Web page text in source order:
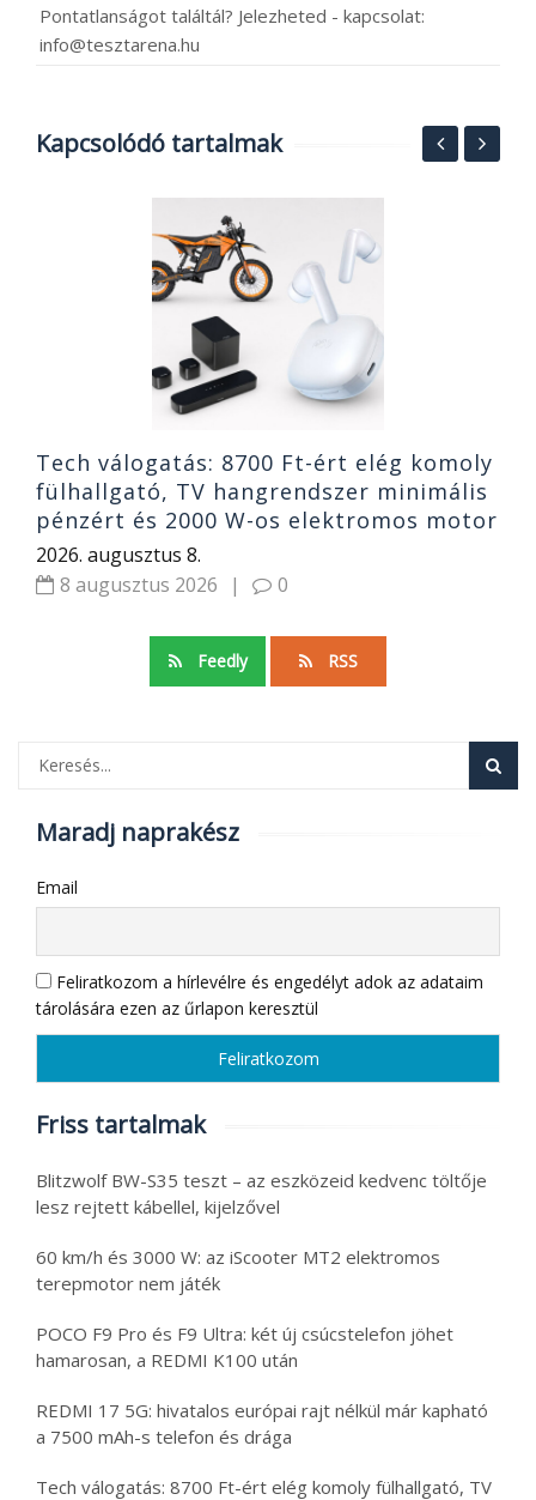
Pontatlanságot találtál? Jelezheted - kapcsolat:
info@tesztarena.hu
Kapcsolódó tartalmak
Tech válogatás: 8700 Ft-ért elég komoly
fülhallgató, TV hangrendszer minimális
pénzért és 2000 W-os elektromos motor
2026. augusztus 8.
8 augusztus 2026
| 0
Feedly RSS
Maradj naprakész
Email
Feliratkozom a hírlevélre és engedélyt adok az adataim
tárolására ezen az űrlapon keresztül
Friss tartalmak
Blitzwolf BW-S35 teszt – az eszközeid kedvenc töltője
lesz rejtett kábellel, kijelzővel
60 km/h és 3000 W: az iScooter MT2 elektromos
terepmotor nem játék
POCO F9 Pro és F9 Ultra: két új csúcstelefon jöhet
hamarosan, a REDMI K100 után
REDMI 17 5G: hivatalos európai rajt nélkül már kapható
a 7500 mAh-s telefon és drága
Tech válogatás: 8700 Ft-ért elég komoly fülhallgató, TV